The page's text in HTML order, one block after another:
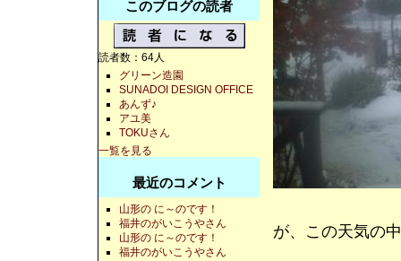
が、この天気の
このブログの読者
読者数：64人
グリーン造園
SUNADOI DESIGN OFFICE
あんず♪
アユ美
TOKUさん
一覧を見る
最近のコメント
山形の に～のです！
福井のがいこうやさん
山形の に～のです！
福井のがいこうやさん